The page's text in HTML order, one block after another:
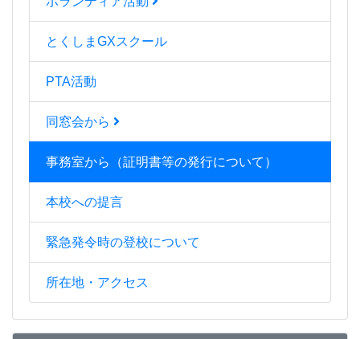
とくしまGXスクール
PTA活動
同窓会から
事務室から（証明書等の発行について）
本校への提言
緊急発令時の登校について
所在地・アクセス